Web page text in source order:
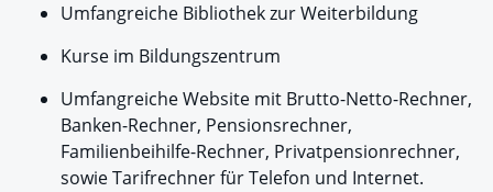
Umfangreiche Bibliothek zur Weiterbildung
Kurse im Bildungszentrum
Umfangreiche Website mit Brutto-Netto-Rechner,
Banken-Rechner, Pensionsrechner,
Familienbeihilfe-Rechner, Privatpensionrechner,
sowie Tarifrechner für Telefon und Internet.